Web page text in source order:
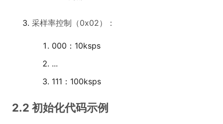
采样率控制（0x02）：
000：10ksps
...
111：100ksps
2.2 初始化代码示例